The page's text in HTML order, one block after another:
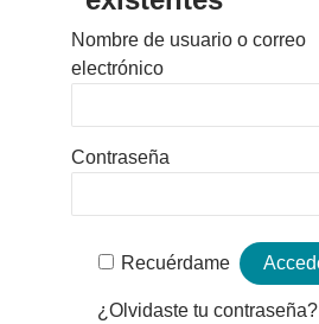
Nombre de usuario o correo
electrónico
Contraseña
Recuérdame
¿Olvidaste tu contraseña?